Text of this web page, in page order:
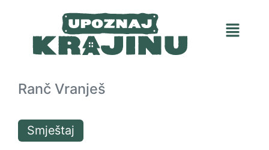
Ranč Vranješ
Smještaj